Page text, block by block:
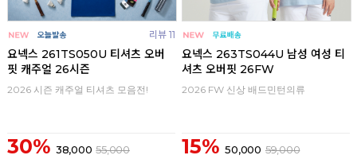
리뷰 11
요넥스 261TS050U 티셔츠 오버
핏 캐주얼 26시즌
2026 시즌 캐주얼 티셔츠 모음전!
30% 38,000 55,000
요넥스 263TS044U 남성 여성 티
셔츠 오버핏 26FW
2026 FW 신상 배드민턴의류
15% 50,000 59,000